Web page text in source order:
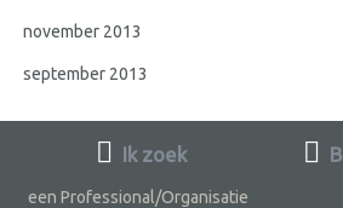
november 2013
september 2013
Ik zoek
een Professional/Organisatie